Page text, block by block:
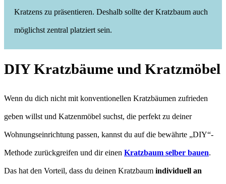
Kratzens zu präsentieren. Deshalb sollte der Kratzbaum auch
möglichst zentral platziert sein.
DIY Kratzbäume und Kratzmöbel
Wenn du dich nicht mit konventionellen Kratzbäumen zufrieden
geben willst und Katzenmöbel suchst, die perfekt zu deiner
Wohnungseinrichtung passen, kannst du auf die bewährte „DIY“-
Methode zurückgreifen und dir einen Kratzbaum selber bauen.
Das hat den Vorteil, dass du deinen Kratzbaum individuell an